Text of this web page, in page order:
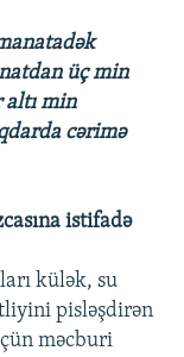
üç min
min
cərimə
istifadə
külək, su
pisləşdirən
məcburi